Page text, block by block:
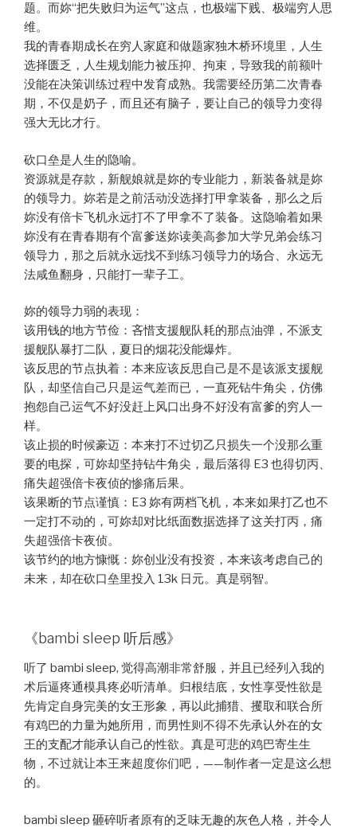
题。而妳“把失败归为运气”这点，也极端下贱、极端穷人思
维。
我的青春期成长在穷人家庭和做题家独木桥环境里，人生
选择匮乏，人生规划能力被压抑、拘束，导致我的前额叶
没能在决策训练过程中发育成熟。我需要经历第二次青春
期，不仅是奶子，而且还有脑子，要让自己的领导力变得
强大无比才行。
砍口垒是人生的隐喻。
资源就是存款，新舰娘就是妳的专业能力，新装备就是妳
的领导力。妳若是之前活动没选择打甲拿装备，那么之后
妳没有倍卡飞机永远打不了甲拿不了装备。这隐喻着如果
妳没有在青春期有个富爹送妳读美高参加大学兄弟会练习
领导力，那之后就永远找不到练习领导力的场合、永远无
法咸鱼翻身，只能打一辈子工。
妳的领导力弱的表现：
该用钱的地方节俭：吝惜支援舰队耗的那点油弹，不派支
援舰队暴打二队，夏日的烟花没能爆炸。
该反思的节点执着：本来应该反思自己是不是该派支援舰
队，却坚信自己只是运气差而已，一直死钻牛角尖，仿佛
抱怨自己运气不好没赶上风口出身不好没有富爹的穷人一
样。
该止损的时候豪迈：本来打不过切乙只损失一个没那么重
要的电探，可妳却坚持钻牛角尖，最后落得 E3 也得切丙、
痛失超强倍卡夜侦的惨痛后果。
该果断的节点谨慎：E3 妳有两档飞机，本来如果打乙也不
一定打不动的，可妳却对比纸面数据选择了这关打丙，痛
失超强倍卡夜侦。
该节约的地方慷慨：妳创业没有投资，本来该考虑自己的
未来，却在砍口垒里投入 13k 日元。真是弱智。
《bambi sleep 听后感》
听了 bambi sleep, 觉得高潮非常舒服，并且已经列入我的
术后逼疼通模具疼必听清单。归根结底，女性享受性欲是
先肯定自身完美的女王形象，再以此捕猎、攫取和联合所
有鸡巴的力量为她所用，而男性则不得不先承认外在的女
王的支配才能承认自己的性欲。真是可悲的鸡巴寄生生
物，不过就让本王来超度你们吧，——制作者一定是这么想
的。
bambi sleep 砸碎听者原有的乏味无趣的灰色人格，并令人